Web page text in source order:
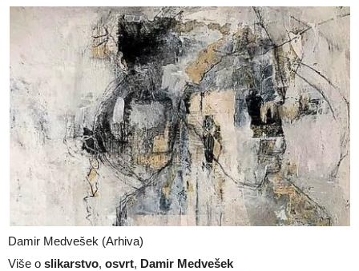
Damir Medvešek (Arhiva)
Više o slikarstvo, osvrt, Damir Medvešek